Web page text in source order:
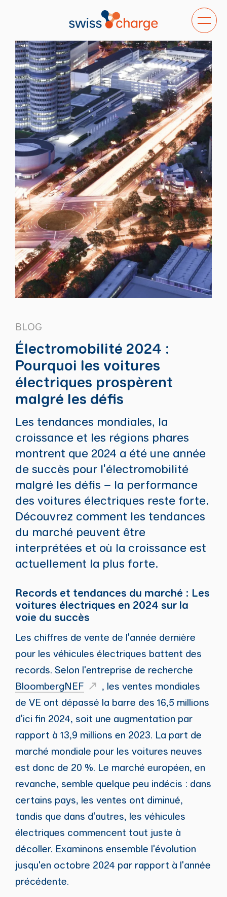
la
BLOG
Électromobilité 2024 :
Pourquoi les voitures
électriques prospèrent
malgré les défis
Les tendances mondiales, la
croissance et les régions phares
montrent que 2024 a été une année
de succès pour l'électromobilité
malgré les défis – la performance
des voitures électriques reste forte.
Découvrez comment les tendances
du marché peuvent être
interprétées et où la croissance est
actuellement la plus forte.
Records et tendances du marché : Les
voitures électriques en 2024 sur la
voie du succès
Les chiffres de vente de l'année dernière
pour les véhicules électriques battent des
records. Selon l'entreprise de recherche
BloombergNEF
, les ventes mondiales
de VE ont dépassé la barre des 16,5 millions
d'ici fin 2024, soit une augmentation par
rapport à 13,9 millions en 2023. La part de
marché mondiale pour les voitures neuves
est donc de 20 %. Le marché européen, en
revanche, semble quelque peu indécis : dans
certains pays, les ventes ont diminué,
tandis que dans d'autres, les véhicules
électriques commencent tout juste à
décoller. Examinons ensemble l'évolution
jusqu'en octobre 2024 par rapport à l'année
précédente.